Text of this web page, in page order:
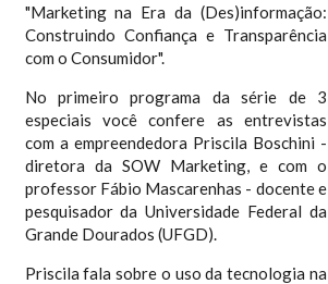
"Marketing na Era da (Des)informação:
Construindo Confiança e Transparência
com o Consumidor".
No primeiro programa da série de 3
especiais você confere as entrevistas
com a empreendedora Priscila Boschini -
diretora da SOW Marketing, e com o
professor Fábio Mascarenhas - docente e
pesquisador da Universidade Federal da
Grande Dourados (UFGD).
Priscila fala sobre o uso da tecnologia na